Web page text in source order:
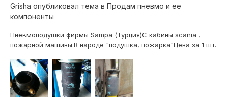
Grisha опубликовал тема в Продам пневмо и ее
компоненты
Пневмоподушки фирмы Sampa (Турция)С кабины scania ,
пожарной машины.В народе "подушка, пожарка"Цена за 1 шт.
амортизатор - 45мм Отправлю куда угодно ТК. WhatsApp:
87052159121 Григорий (Казахстан, Алматы.)